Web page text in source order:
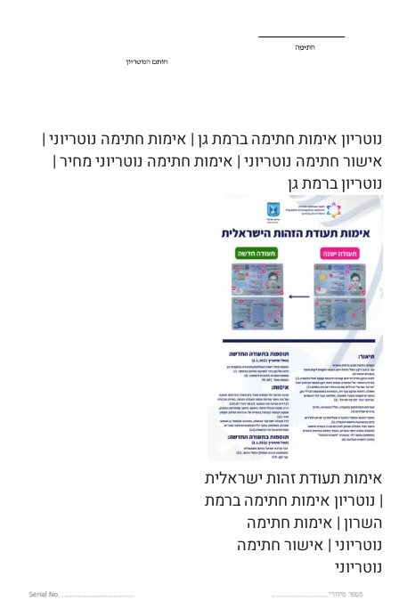
נוטריון אימות חתימה ברמת גן | אימות חתימה נוטריוני |
אישור חתימה נוטריוני | אימות חתימה נוטריוני מחיר |
נוטריון ברמת גן
אימות תעודת זהות ישראלית
| נוטריון אימות חתימה ברמת
השרון | אימות חתימה
נוטריוני | אישור חתימה
נוטריוני